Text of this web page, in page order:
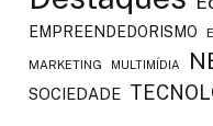
EMPREENDEDORISMO
MARKETING MULTIMÍDIA
SOCIEDADE